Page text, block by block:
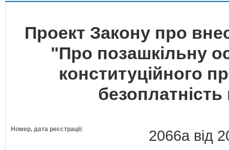
Проект Закону про
"Про позашкільну
конституційного
безоплатність
Номер, дата реєстрації: 2066а від